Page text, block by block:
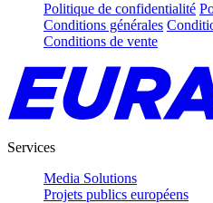
Politique de confidentialité
Conditions générales
Conditions de vente
Services
Media Solutions
Projets publics européens